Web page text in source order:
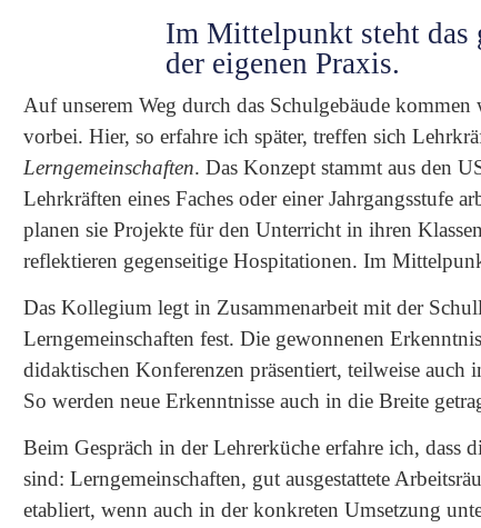
Im Mittelpunkt steht das
der eigenen Praxis.
Auf unserem Weg durch das Schulgebäude
vorbei. Hier, so erfahre ich später, treffen sich
Lerngemeinschaften. Das Konzept stammt aus den
Lehrkräften eines Faches oder einer Jahrgangsstufe
planen sie Projekte für den Unterricht in ihren
reflektieren gegenseitige Hospitationen. Im
Das Kollegium legt in Zusammenarbeit mit der
Lerngemeinschaften fest. Die gewonnenen
didaktischen Konferenzen präsentiert, teilweise
So werden neue Erkenntnisse auch in die Breite
Beim Gespräch in der Lehrerküche erfahre ich, dass
sind: Lerngemeinschaften, gut ausgestattete
etabliert, wenn auch in der konkreten Umsetzung